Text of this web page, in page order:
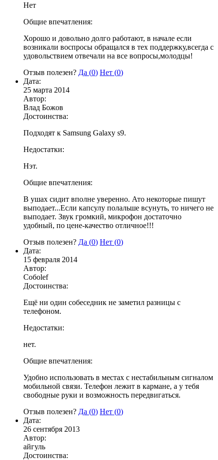
Нет
Общие впечатления:
Хорошо и довольно долго работают, в начале если
возникали воспросы обращался в тех поддержку,всегда с
удовольствием отвечали на все вопросы,молодцы!
Отзыв полезен? Да (0) Нет (0)
Дата:
25 марта 2014
Автор:
Влад Божов
Достоинства:
Подходят к Samsung Galaxy s9.
Недостатки:
Нэт.
Общие впечатления:
В ушах сидит вполне уверенно. Ато некоторые пишут
выподает...Если капсулу полальше всунуть, то ничего не
выподает. Звук громкий, микрофон достаточно
удобный, по цене-качество отличное!!!
Отзыв полезен? Да (0) Нет (0)
Дата:
15 февраля 2014
Автор:
Собоlef
Достоинства:
Ещё ни один собеседник не заметил разницы с
телефоном.
Недостатки:
нет.
Общие впечатления:
Удобно использовать в местах с нестабильным сигналом
мобильной связи. Телефон лежит в кармане, а у тебя
свободные руки и возможность передвигаться.
Отзыв полезен? Да (0) Нет (0)
Дата:
26 сентября 2013
Автор:
айгуль
Достоинства: